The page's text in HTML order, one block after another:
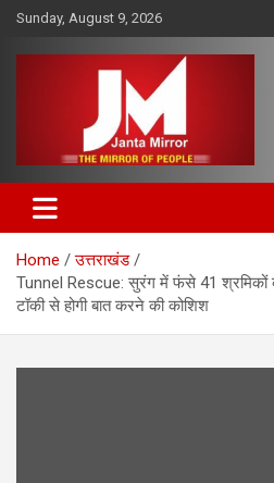
Skip
content
Sunday, August 9, 2026
Janta Mirror
Home
उत्तराखंड
Tunnel Rescue: सुरंग में फंसे 41 श्रमिकों
टॉकी से होगी बात करने की कोशिश